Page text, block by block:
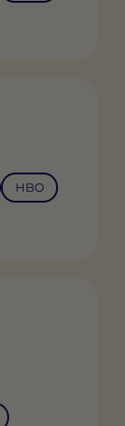
HBO